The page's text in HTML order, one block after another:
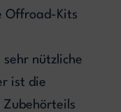
Offroad-Kits
nützliche
ist die